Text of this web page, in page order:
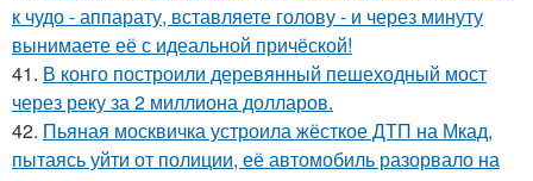
к чудо - аппарату, вставляете голову - и через минуту
вынимаете её с идеальной причёской!
41. В конго построили деревянный пешеходный мост
через реку за 2 миллиона долларов.
42. Пьяная москвичка устроила жёсткое ДТП на Мкад,
пытаясь уйти от полиции, её автомобиль разорвало на